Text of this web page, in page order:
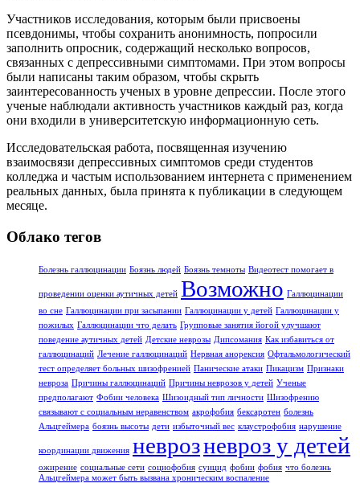
Участников исследования, которым были присвоены
псевдонимы, чтобы сохранить анонимность, попросили
заполнить опросник, содержащий несколько вопросов,
связанных с депрессивными симптомами. При этом вопросы
были написаны таким образом, чтобы скрыть
заинтересованность ученых в уровне депрессии. После этого
ученые наблюдали активность участников каждый раз, когда
они входили в университетскую информационную сеть.
Исследовательская работа, посвященная изучению
взаимосвязи депрессивных симптомов среди студентов
колледжа и частым использованием интернета с применением
реальных данных, была принята к публикации в следующем
месяце.
Облако тегов
Болезнь галлюцинации Боязнь людей Боязнь темноты Видеотест помогает в
проведении оценки аутичных детей Возможно Галлюцинации
во сне Галлюцинации при засыпании Галлюцинации у детей Галлюцинации у
пожилых Галлюцинации что делать Групповые занятия йогой улучшают
поведение аутичных детей Детские неврозы Дипсомания Как избавиться от
галлюцинаций Лечение галлюцинаций Нервная анорексия Офтальмологический
тест определяет больных шизофренией Панические атаки Пикацизм Признаки
невроза Причины галлюцинаций Причины неврозов у детей Ученые
предполагают Фобии человека Шизоидный тип личности Шизофрению
связывают с социальным неравенством акрофобия бексаротен болезнь
Альцгеймера боязнь высоты дети избыточный вес клаустрофобия нарушение
координации движения неврозневроз у детей
ожирение социальные сети социофобия суицид фобии фобия что болезнь
Альцгеймера может быть вызвана хроническим воспаление